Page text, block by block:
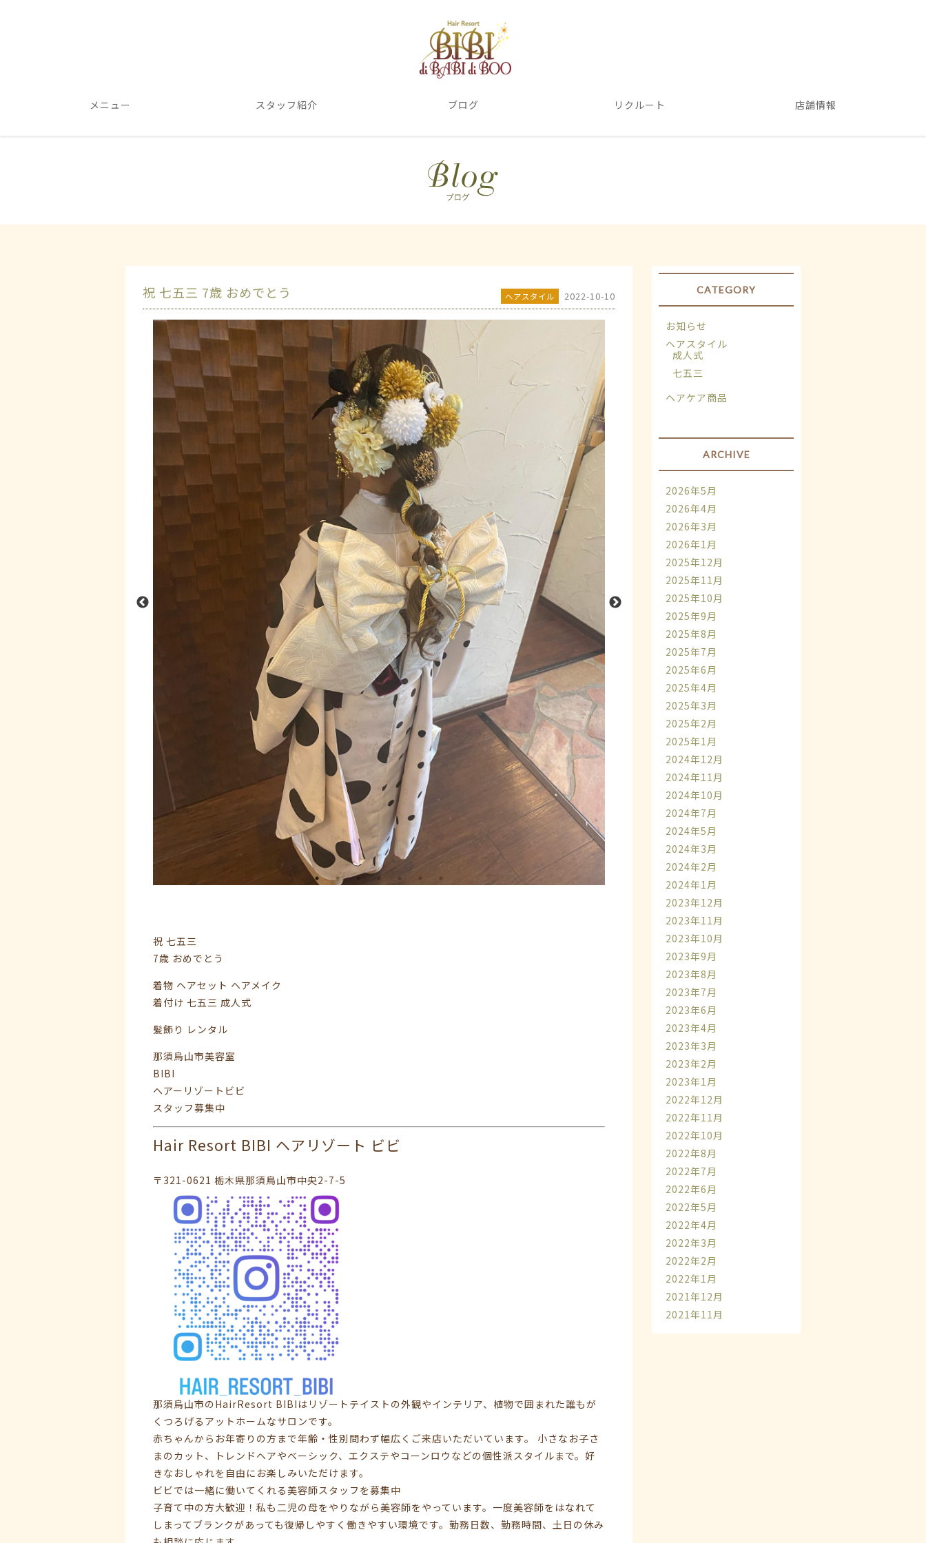
メニュー スタッフ紹介 ブログ リクルート 店舗情報
祝 七五三 7歳 おめでとう ヘアスタイル 2022-10-10
祝 七五三
7歳 おめでとう
着物 ヘアセット ヘアメイク
着付け 七五三 成人式
髪飾り レンタル
那須烏山市美容室
BIBI
ヘアーリゾートビビ
スタッフ募集中️
Hair Resort BIBI ヘアリゾート ビビ
〒321-0621 栃木県那須鳥山市中央2-7-5
那須烏山市のHairResort BIBIはリゾートテイストの外観やインテリア、植物で囲まれた誰もが
くつろげるアットホームなサロンです。
赤ちゃんからお年寄りの方まで年齢・性別問わず幅広くご来店いただいています。 小さなお子さ
まのカット、トレンドヘアやベーシック、エクステやコーンロウなどの個性派スタイルまで。好
きなおしゃれを自由にお楽しみいただけます。
ビビでは一緒に働いてくれる美容師スタッフを募集中
子育て中の方大歓迎！私も二児の母をやりながら美容師をやっています。一度美容師をはなれて
しまってブランクがあっても復帰しやすく働きやすい環境です。勤務日数、勤務時間、土日の休み
CATEGORY
お知らせ
ヘアスタイル
成人式
七五三
ヘアケア商品
ARCHIVE
2026年5月
2026年4月
2026年3月
2026年1月
2025年12月
2025年11月
2025年10月
2025年9月
2025年8月
2025年7月
2025年6月
2025年4月
2025年3月
2025年2月
2025年1月
2024年12月
2024年11月
2024年10月
2024年7月
2024年5月
2024年3月
2024年2月
2024年1月
2023年12月
2023年11月
2023年10月
2023年9月
2023年8月
2023年7月
2023年6月
2023年4月
2023年3月
2023年2月
2023年1月
2022年12月
2022年11月
2022年10月
2022年8月
2022年7月
2022年6月
2022年5月
2022年4月
2022年3月
2022年2月
2022年1月
2021年12月
2021年11月